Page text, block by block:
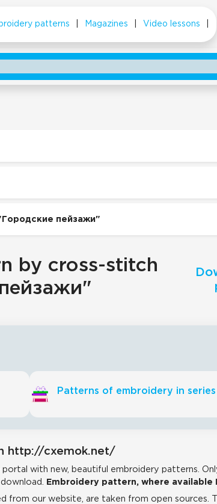
patterns Magazines Video lessons
пейзажи"
by cross-stitch
Patterns of embroidery in series
http://cxemok.net/
with new, beautiful embroidery patterns.
Embroidery pattern, where available
from our website, are taken from open sources.